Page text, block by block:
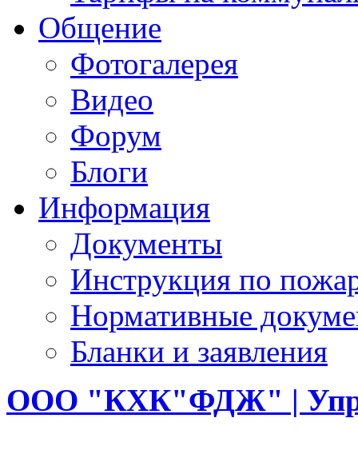
Общение
Фотогалерея
Видео
Форум
Блоги
Информация
Документы
Инструкция по
Нормативные
Бланки и заявления
ООО "КХК"ФДЖ" |